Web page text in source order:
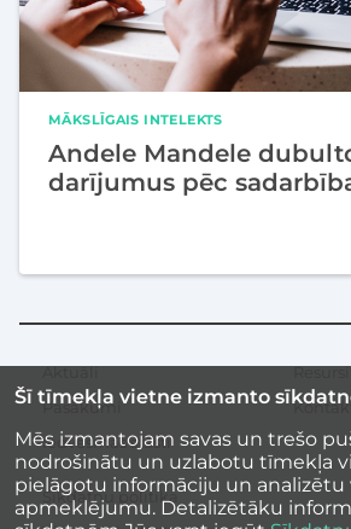
MĀKSLĪGAIS INTELEKTS
Andele Mandele
darījumus pēc
Šī tīmekļa vietne izmanto
Mēs izmantojam savas un trešo
nodrošinātu un uzlabotu tīmekļa
pielāgotu informāciju un analizētu
apmeklējumu. Detalizētāku
Sekundārā
izvēlne
Aktuāli
Pasākumi
Iedvesmas stāsti
Resursi
Sīkdatņu politika